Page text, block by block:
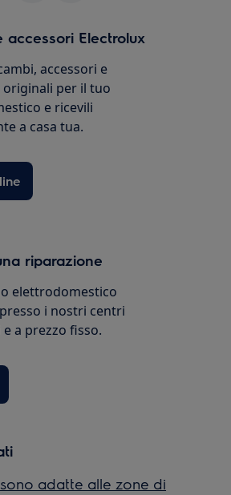
accessori Electrolux
accessori e
per il tuo
e ricevili
a casa tua.
riparazione
elettrodomestico
i nostri centri
a prezzo fisso.
adatte alle zone di